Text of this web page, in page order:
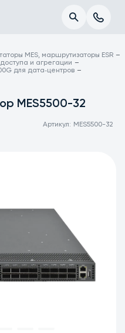
MES, маршрутизаторы ESR
и агрегации
для дата‑центров
MES5500-32
Артикул: MES5500-32